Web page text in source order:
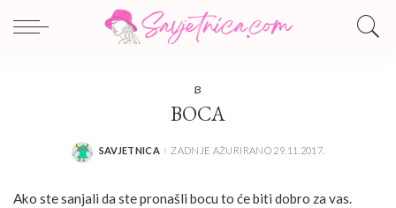
B
BOCA
POSTED
SAVJETNICA ZADNJE AŽURIRANO 29.11.2017.
Ako ste sanjali da ste pronašli bocu to će biti dobro za vas.